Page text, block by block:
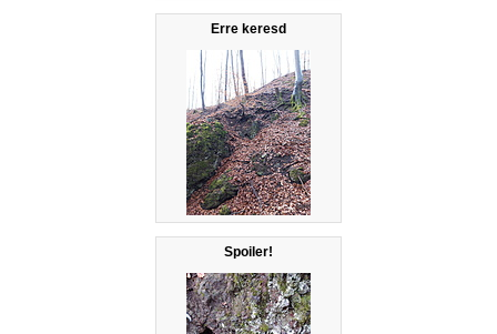
Erre keresd
Spoiler!